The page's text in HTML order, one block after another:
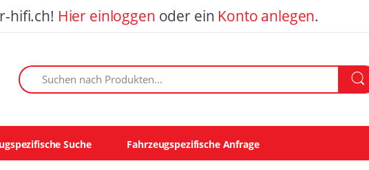
hifi.ch! Hier einloggen oder ein Konto anlegen.
Suchen nach Produkten:
Suche Fahrzeugspezifische Anfrage